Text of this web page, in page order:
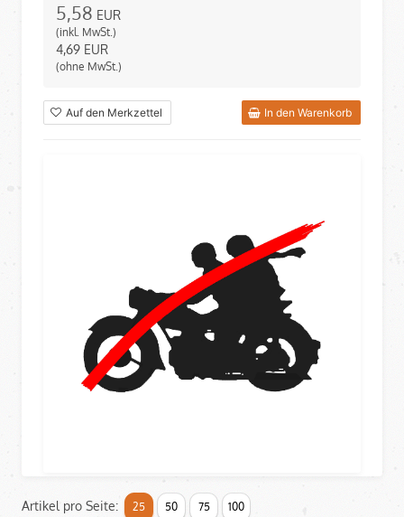
5,58 EUR
(inkl. MwSt.)
4,69 EUR
(ohne MwSt.)
Auf den Merkzettel In den Warenkorb
Artikel pro Seite: 25 50 75 100